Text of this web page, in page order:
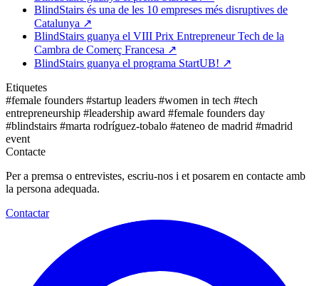
BlindStairs és una de les 10 empreses més disruptives de
Catalunya ↗
BlindStairs guanya el VIII Prix Entrepreneur Tech de la
Cambra de Comerç Francesa ↗
BlindStairs guanya el programa StartUB! ↗
Etiquetes
#female founders #startup leaders #women in tech #tech
entrepreneurship #leadership award #female founders day
#blindstairs #marta rodríguez-tobalo #ateneo de madrid #madrid
event
Contacte
Per a premsa o entrevistes, escriu-nos i et posarem en contacte amb
la persona adequada.
Contactar